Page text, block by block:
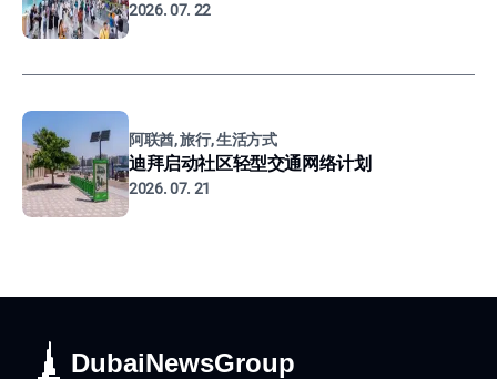
2026. 07. 22
阿联酋, 旅行, 生活方式
迪拜启动社区轻型交通网络计划
2026. 07. 21
DubaiNewsGroup